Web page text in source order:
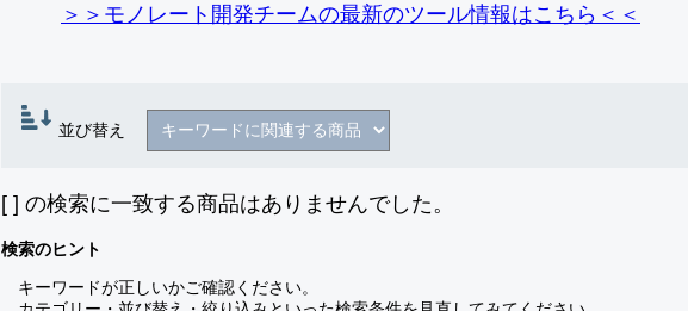
＞＞モノレート開発チームの最新のツール情報はこちら＜＜
並び替え
[ ] の検索に一致する商品はありませんでした。
検索のヒント
キーワードが正しいかご確認ください。